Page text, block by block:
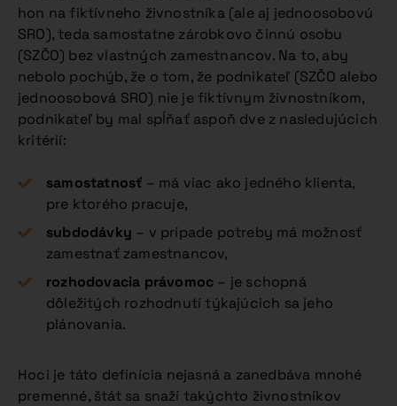
hon na fiktívneho živnostníka (ale aj jednoosobovú
SRO), teda samostatne zárobkovo činnú osobu
(SZČO) bez vlastných zamestnancov. Na to, aby
nebolo pochýb, že o tom, že podnikateľ (SZČO alebo
jednoosobová SRO) nie je fiktívnym živnostníkom,
podnikateľ by mal spĺňať aspoň dve z nasledujúcich
kritérií:
samostatnosť – má viac ako jedného klienta,
pre ktorého pracuje,
subdodávky – v prípade potreby má možnosť
zamestnať zamestnancov,
rozhodovacia právomoc – je schopná
dôležitých rozhodnutí týkajúcich sa jeho
plánovania.
Hoci je táto definícia nejasná a zanedbáva mnohé
premenné, štát sa snaží takýchto živnostníkov